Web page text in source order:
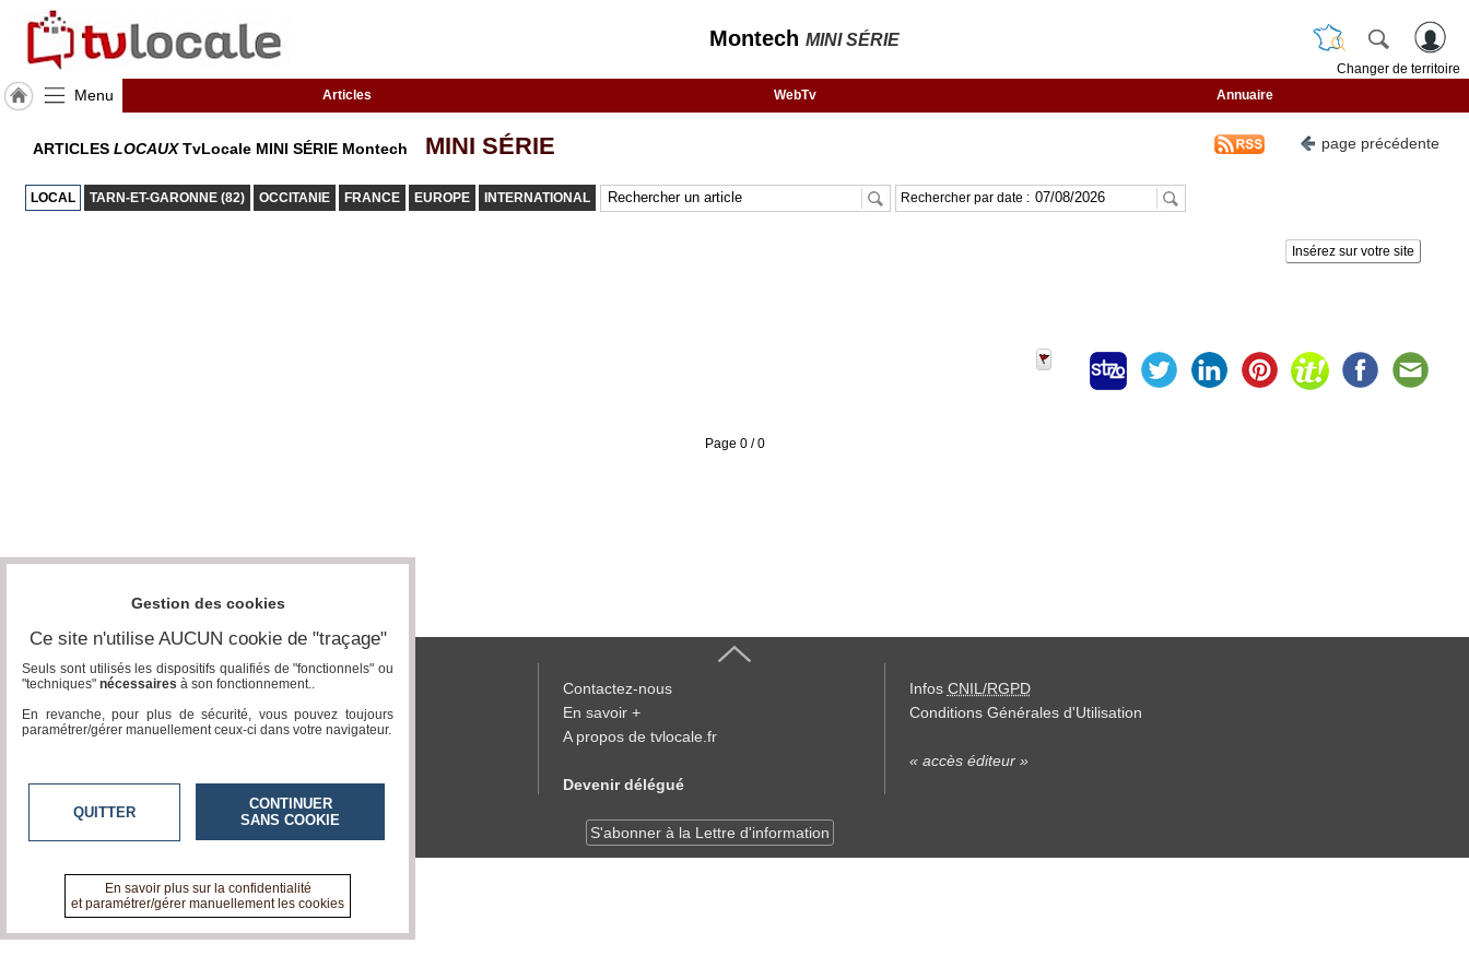
Montech MINI SÉRIE
Changer de territoire
Menu Articles WebTv Annuaire
ACCUEIL
Médias
Blogs
Inscription
annuaire
pro
ARTICLES LOCAUXTvLocale MINI SÉRIE Montech MINI SÉRIE page précédente
LOCAL TARN-ET-GARONNE (82) OCCITANIE FRANCE EUROPE INTERNATIONAL Rechercher par date :
Insérez sur votre site
Page 0 / 0
tvlocale.fr
Contactez-nous
En savoir +
A propos de tvlocale.fr
Devenir délégué
S'abonner à la Lettre d'information
Infos CNIL/RGPD
Conditions Générales d'Utilisation
« accès éditeur »
Gestion des cookies
Ce site n'utilise AUCUN cookie de "traçage"
Seuls sont utilisés les dispositifs qualifiés de "fonctionnels" ou
"techniques" nécessaires à son fonctionnement..
En revanche, pour plus de sécurité, vous pouvez toujours
paramétrer/gérer manuellement ceux-ci dans votre navigateur.
QUITTER
CONTINUER
SANS COOKIE
En savoir plus sur la confidentialité
et paramétrer/gérer manuellement les cookies